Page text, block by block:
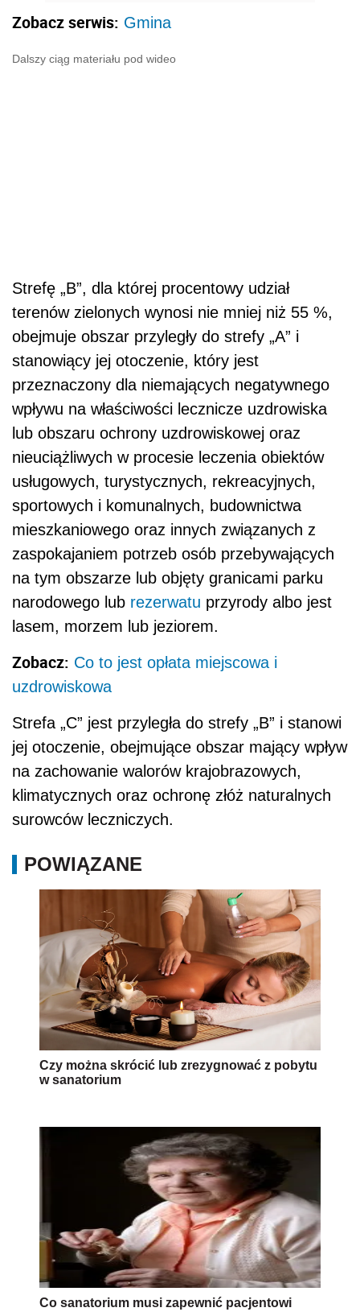
Zobacz serwis: Gmina
Dalszy ciąg materiału pod wideo
Strefę „B”, dla której procentowy udział
terenów zielonych wynosi nie mniej niż 55 %,
obejmuje obszar przyległy do strefy „A” i
stanowiący jej otoczenie, który jest
przeznaczony dla niemających negatywnego
wpływu na właściwości lecznicze uzdrowiska
lub obszaru ochrony uzdrowiskowej oraz
nieuciążliwych w procesie leczenia obiektów
usługowych, turystycznych, rekreacyjnych,
sportowych i komunalnych, budownictwa
mieszkaniowego oraz innych związanych z
zaspokajaniem potrzeb osób przebywających
na tym obszarze lub objęty granicami parku
narodowego lub rezerwatu przyrody albo jest
lasem, morzem lub jeziorem.
Zobacz: Co to jest opłata miejscowa i
uzdrowiskowa
Strefa „C” jest przyległa do strefy „B” i stanowi
jej otoczenie, obejmujące obszar mający wpływ
na zachowanie walorów krajobrazowych,
klimatycznych oraz ochronę złóż naturalnych
surowców leczniczych.
POWIĄZANE
Czy można skrócić lub zrezygnować z pobytu
w sanatorium
Co sanatorium musi zapewnić pacjentowi